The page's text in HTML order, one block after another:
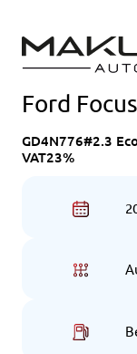
do
treści
Ford Focus
GD4N776#2.3
VAT23%